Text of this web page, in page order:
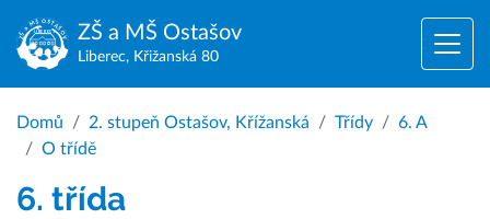
ZŠ a MŠ Ostašov
Liberec, Křižanská 80
Domů 2. stupeň Ostašov, Křížanská Třídy
6. A
O třídě
6. třída